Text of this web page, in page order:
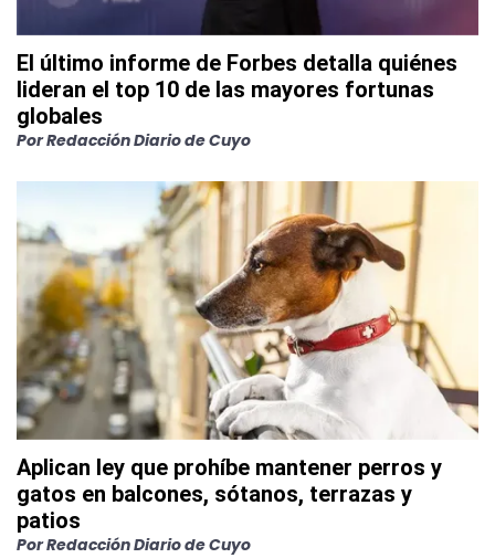
El último informe de Forbes detalla quiénes
lideran el top 10 de las mayores fortunas
globales
PorRedacción Diario de Cuyo
Aplican ley que prohíbe mantener perros y
gatos en balcones, sótanos, terrazas y
patios
PorRedacción Diario de Cuyo